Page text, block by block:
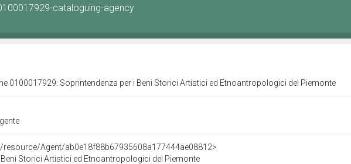
cataloguing-agency
0100017929: Soprintendenza per i Beni Storici Artistici ed Etnoantropologici del Piemonte
Agent/ab0e18f88b67935608a177444ae08812>
Storici Artistici ed Etnoantropologici del Piemonte